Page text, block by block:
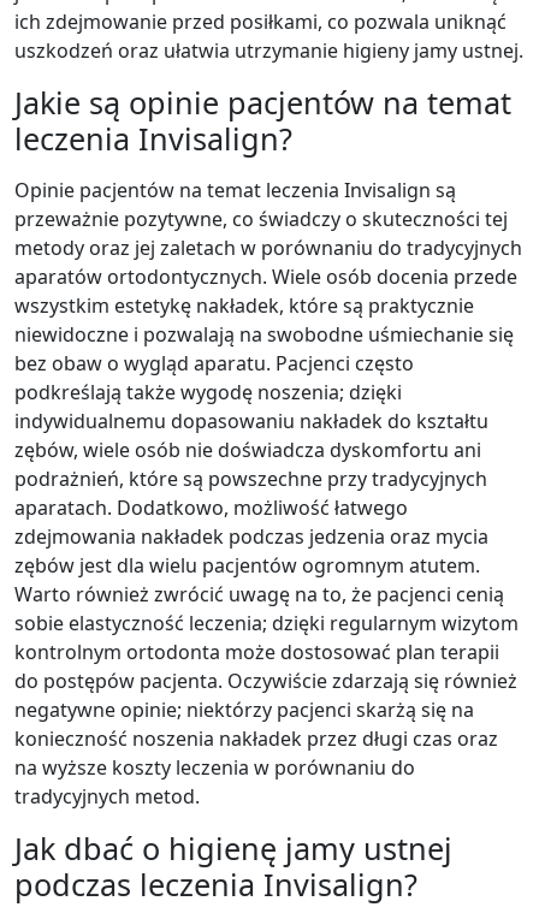
ich zdejmowanie przed posiłkami, co pozwala uniknąć
uszkodzeń oraz ułatwia utrzymanie higieny jamy ustnej.
Jakie są opinie pacjentów na temat
leczenia Invisalign?
Opinie pacjentów na temat leczenia Invisalign są
przeważnie pozytywne, co świadczy o skuteczności tej
metody oraz jej zaletach w porównaniu do tradycyjnych
aparatów ortodontycznych. Wiele osób docenia przede
wszystkim estetykę nakładek, które są praktycznie
niewidoczne i pozwalają na swobodne uśmiechanie się
bez obaw o wygląd aparatu. Pacjenci często
podkreślają także wygodę noszenia; dzięki
indywidualnemu dopasowaniu nakładek do kształtu
zębów, wiele osób nie doświadcza dyskomfortu ani
podrażnień, które są powszechne przy tradycyjnych
aparatach. Dodatkowo, możliwość łatwego
zdejmowania nakładek podczas jedzenia oraz mycia
zębów jest dla wielu pacjentów ogromnym atutem.
Warto również zwrócić uwagę na to, że pacjenci cenią
sobie elastyczność leczenia; dzięki regularnym wizytom
kontrolnym ortodonta może dostosować plan terapii
do postępów pacjenta. Oczywiście zdarzają się również
negatywne opinie; niektórzy pacjenci skarżą się na
konieczność noszenia nakładek przez długi czas oraz
na wyższe koszty leczenia w porównaniu do
tradycyjnych metod.
Jak dbać o higienę jamy ustnej
podczas leczenia Invisalign?